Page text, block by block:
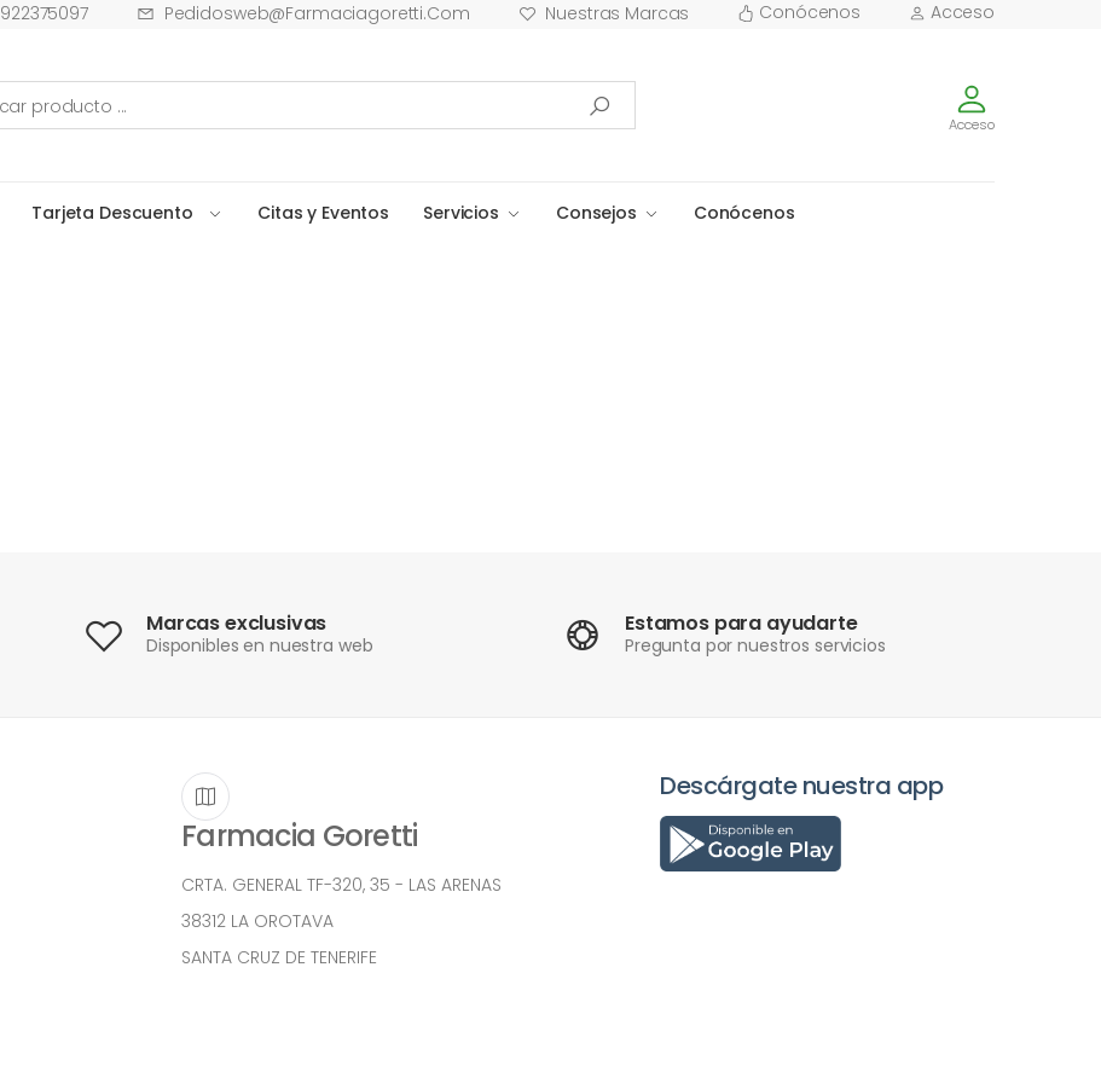
922375097 Pedidosweb@farmaciagoretti.com Nuestras Marcas Conócenos Acceso
Acceso
Tarjeta Descuento Citas y Eventos Servicios Consejos Conócenos
Marcas exclusivas
Disponibles en nuestra web
Estamos para ayudarte
Pregunta por nuestros servicios
Farmacia Goretti
CRTA. GENERAL TF-320, 35 - LAS ARENAS
38312 LA OROTAVA
SANTA CRUZ DE TENERIFE
Descárgate nuestra app